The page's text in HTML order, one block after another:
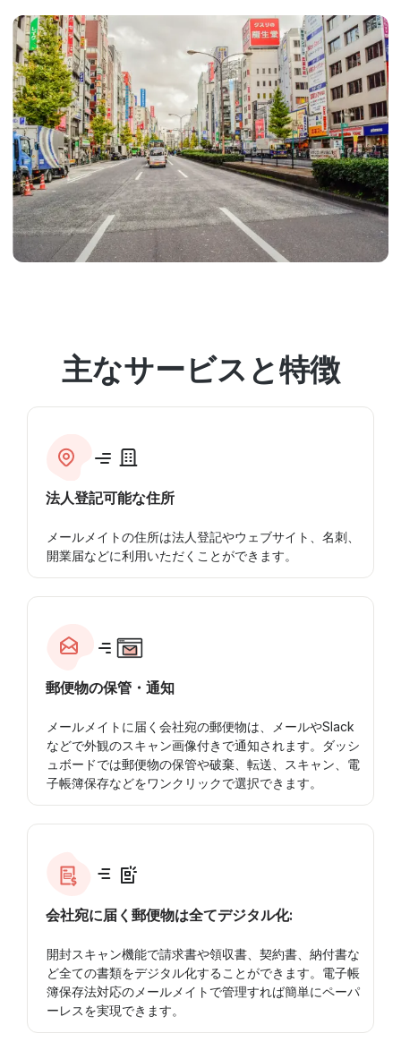
主なサービスと特徴
法人登記可能な住所
メールメイトの住所は法人登記やウェブサイト、名刺、
開業届などに利用いただくことができます。
郵便物の保管・通知
メールメイトに届く会社宛の郵便物は、メールやSlack
などで外観のスキャン画像付きで通知されます。ダッシ
ュボードでは郵便物の保管や破棄、転送、スキャン、電
子帳簿保存などをワンクリックで選択できます。
会社宛に届く郵便物は全てデジタル化:
開封スキャン機能で請求書や領収書、契約書、納付書な
ど全ての書類をデジタル化することができます。電子帳
簿保存法対応のメールメイトで管理すれば簡単にペーパ
ーレスを実現できます。